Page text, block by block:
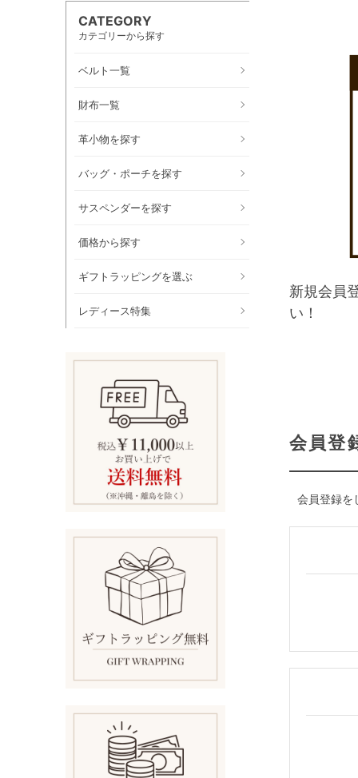
CATEGORY
カテゴリーから探す
ベルト一覧
財布一覧
革小物を探す
バッグ・ポーチを探す
サスペンダーを探す
価格から探す
ギフトラッピングを選ぶ
レディース特集
新規会員
い！
会員登
会員登録を